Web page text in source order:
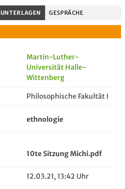
UNTERLAGEN GESPRÄCHE
Martin-Luther-
Universität Halle-
Wittenberg
Philosophische Fakultät I
ethnologie
10te Sitzung Michi.pdf
12.03.21, 13:42 Uhr